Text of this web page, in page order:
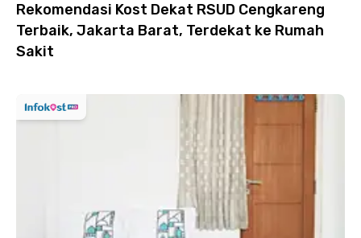
Rekomendasi Kost Dekat RSUD Cengkareng
Terbaik, Jakarta Barat, Terdekat ke Rumah
Sakit